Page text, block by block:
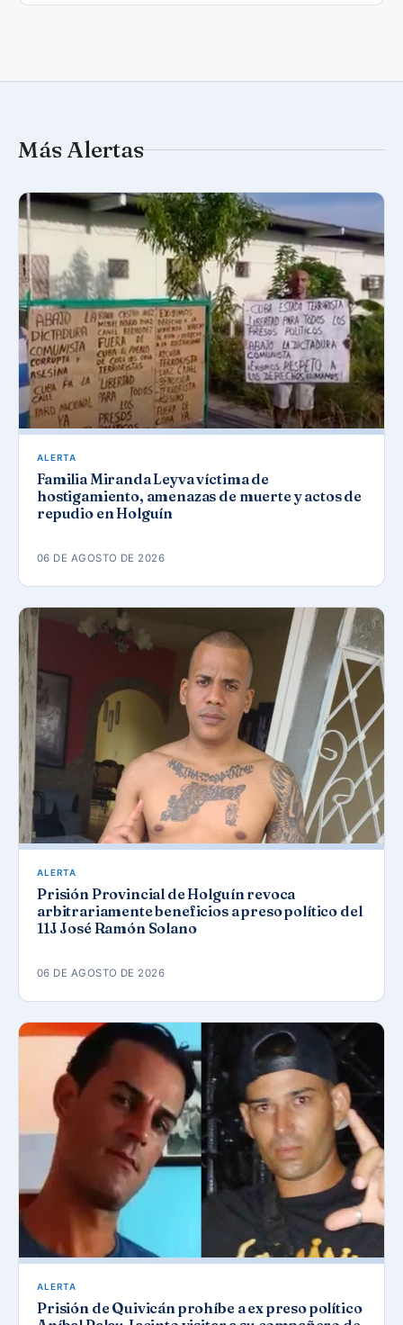
Más Alertas
ALERTA
Familia Miranda Leyva víctima de
hostigamiento, amenazas de muerte y actos de
repudio en Holguín
06 DE AGOSTO DE 2026
ALERTA
Prisión Provincial de Holguín revoca
arbitrariamente beneficios a preso político del
11J José Ramón Solano
06 DE AGOSTO DE 2026
ALERTA
Prisión de Quivicán prohíbe a ex preso político